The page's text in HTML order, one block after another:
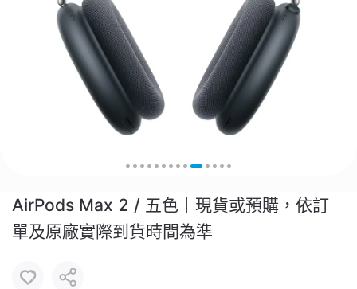
AirPods Max 2 / 五色｜現貨或預購，依訂
單及原廠實際到貨時間為準